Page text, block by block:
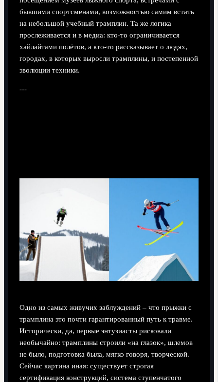
бывшими спортсменами, возможностью самим встать
на небольшой учебный трамплин. Та же логика
прослеживается и в медиа: кто-то ограничивается
хайлайтами полётов, а кто-то рассказывает о людях,
городах, в которых выросли трамплины, и постепенной
эволюции техники.
---
Одно из самых живучих заблуждений – что прыжки с
трамплина это почти гарантированный путь к травме.
Исторически, да, первые энтузиасты рисковали
необычайно: трамплины строили «на глазок», шлемов
не было, подготовка была, мягко говоря, творческой.
Сейчас картина иная: существует строгая
сертификация конструкций, система ступенчатого